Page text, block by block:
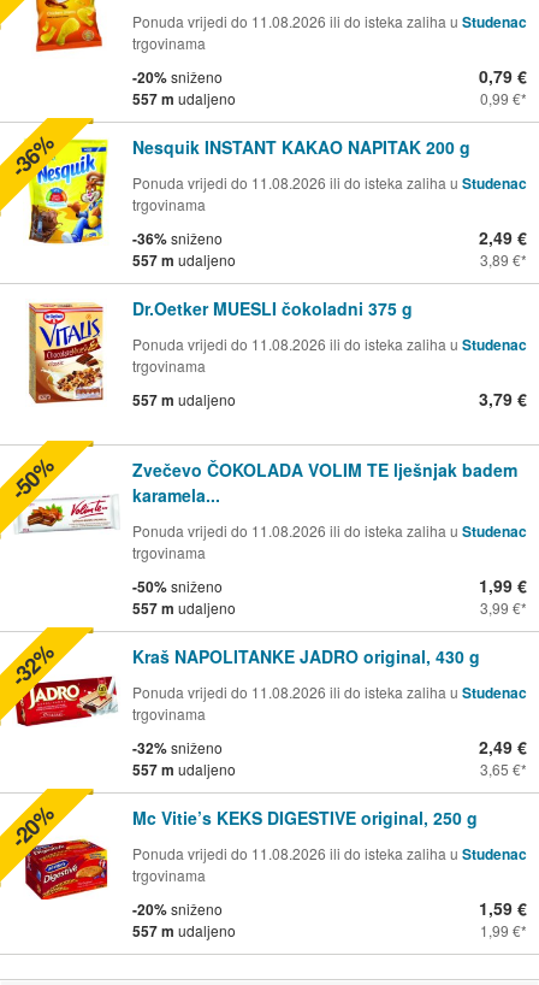
Ponuda vrijedi do 11.08.2026 ili do isteka zaliha u Studenac
trgovinama
-20%sniženo
557 m udaljeno
0,79 €
0,99 €
Nesquik INSTANT KAKAO NAPITAK 200 g
Ponuda vrijedi do 11.08.2026 ili do isteka zaliha u Studenac
trgovinama
-36%sniženo
557 m udaljeno
2,49 €
3,89 €
-36%
Dr.Oetker MUESLI čokoladni 375 g
Ponuda vrijedi do 11.08.2026 ili do isteka zaliha u Studenac
trgovinama
557 m udaljeno 3,79 €
Zvečevo ČOKOLADA VOLIM TE lješnjak badem
karamela...
Ponuda vrijedi do 11.08.2026 ili do isteka zaliha u Studenac
trgovinama
-50%sniženo
557 m udaljeno
1,99 €
3,99 €
-50%
Kraš NAPOLITANKE JADRO original, 430 g
Ponuda vrijedi do 11.08.2026 ili do isteka zaliha u Studenac
trgovinama
-32%sniženo
557 m udaljeno
2,49 €
3,65 €
-32%
Mc Vitie’s KEKS DIGESTIVE original, 250 g
Ponuda vrijedi do 11.08.2026 ili do isteka zaliha u Studenac
trgovinama
-20%sniženo
557 m udaljeno
1,59 €
1,99 €
-20%